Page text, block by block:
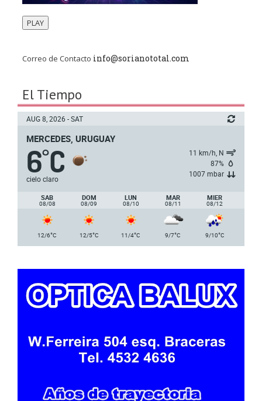
PLAY
Correo de Contacto info@sorianototal.com
El Tiempo
AUG 8, 2026 - SAT
MERCEDES, URUGUAY
6°C
cielo claro
11 km/h, N
87%
1007 mbar
SAB
08/08
DOM
08/09
LUN
08/10
MAR
08/11
MIER
08/12
12/6°C 12/5°C 11/4°C 9/7°C 9/10°C